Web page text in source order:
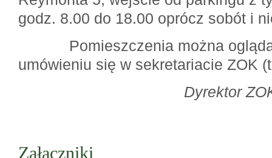
godz. 8.00 do 18.00 oprócz sobót i
Pomieszczenia można
umówieniu się w sekretariacie ZOK
Dyrektor
Załączniki